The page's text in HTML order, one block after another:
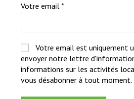
Votre email*
Votre email est uniquement
envoyer notre lettre
informations sur les activités
vous désabonner à tout moment.